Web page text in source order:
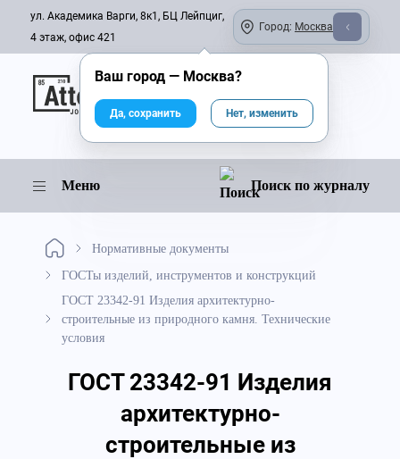
ул. Академика Варги, 8к1, БЦ Лейпциг,
4 этаж, офис 421
Город: Москва
Онлайн-журнал
Меню Поиск по журналу
Нормативные документы
ГОСТы изделий, инструментов и конструкций
ГОСТ 23342-91 Изделия архитектурно-
строительные из природного камня. Технические
условия
ГОСТ 23342-91 Изделия
архитектурно-
строительные из
Ваш город — Москва?
Да, сохранить Нет, изменить